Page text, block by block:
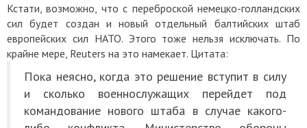
Кстати, возможно, что с переброской немецко-голландских
сил будет создан и новый отдельный балтийских штаб
европейских сил НАТО. Этого тоже нельзя исключать. По
крайне мере, Reuters на это намекает. Цитата:
Пока неясно, когда это решение вступит в силу
и сколько военнослужащих перейдет под
командование нового штаба в случае какого-